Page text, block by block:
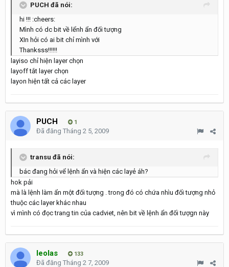
PUCH đã nói:
hi !!! :cheers:
Mình có dc bit về lểnh ẩn đối tượng
XIn hỏi có ai bit chỉ mình với
Thanksss!!!!!!
layiso chỉ hiện layer chọn
layoff tắt layer chọn
layon hiện tất cả các layer
PUCH 1
Đã đăng Tháng 2 5, 2009
transu đã nói:
bác đang hỏi vể lệnh ẩn và hiện các layẻ áh?
hok pải
mà là lệnh làm ẩn một đối tượng . trong đó có chứa nhìu đối tượng nhỏ
thuộc các layer khác nhau
vì mình có đọc trang tin của cadviet, nên bit về lệnh ẩn đối tượgn này
leolas 133
Đã đăng Tháng 2 7, 2009